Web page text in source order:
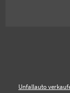
Unfallauto